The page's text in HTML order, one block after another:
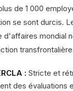
de 1 000
se sont durcis.
mondial
: Stricte et
des évaluations